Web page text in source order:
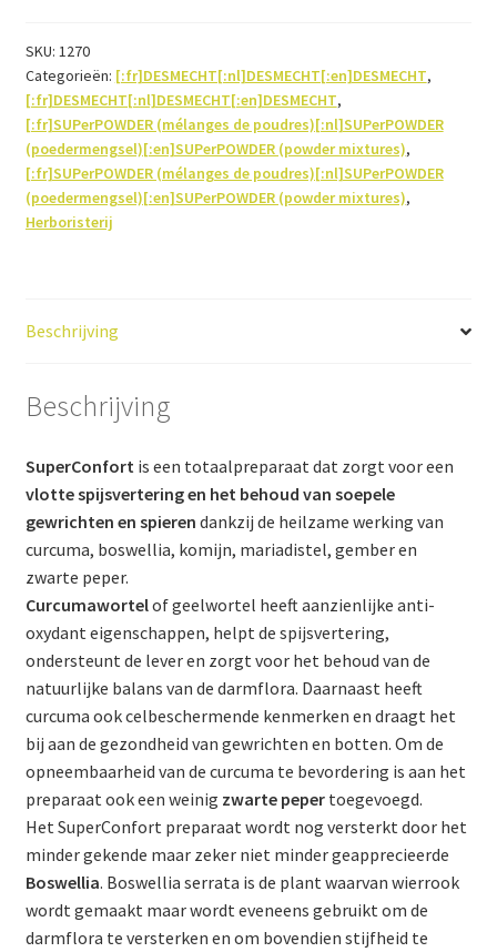
SKU: 1270
Categorieën: [:fr]DESMECHT[:nl]DESMECHT[:en]DESMECHT,
[:fr]DESMECHT[:nl]DESMECHT[:en]DESMECHT,
[:fr]SUPerPOWDER (mélanges de poudres)[:nl]SUPerPOWDER
(poedermengsel)[:en]SUPerPOWDER (powder mixtures),
[:fr]SUPerPOWDER (mélanges de poudres)[:nl]SUPerPOWDER
(poedermengsel)[:en]SUPerPOWDER (powder mixtures),
Herboristerij
Beschrijving
Beschrijving
SuperConfort is een totaalpreparaat dat zorgt voor een
vlotte spijsvertering en het behoud van soepele
gewrichten en spieren dankzij de heilzame werking van
curcuma, boswellia, komijn, mariadistel, gember en
zwarte peper.
Curcumawortelof geelwortel heeft aanzienlijke anti-
oxydant eigenschappen, helpt de spijsvertering,
ondersteunt de lever en zorgt voor het behoud van de
natuurlijke balans van de darmflora. Daarnaast heeft
curcuma ook celbeschermende kenmerken en draagt het
bij aan de gezondheid van gewrichten en botten. Om de
opneembaarheid van de curcuma te bevordering is aan het
preparaat ook een weinig zwarte pepertoegevoegd.
Het SuperConfort preparaat wordt nog versterkt door het
minder gekende maar zeker niet minder geapprecieerde
Boswellia. Boswellia serrata is de plant waarvan wierrook
wordt gemaakt maar wordt eveneens gebruikt om de
darmflora te versterken en om bovendien stijfheid te